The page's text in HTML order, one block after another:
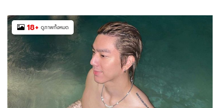
18+ ดูภาพทั้งหมด